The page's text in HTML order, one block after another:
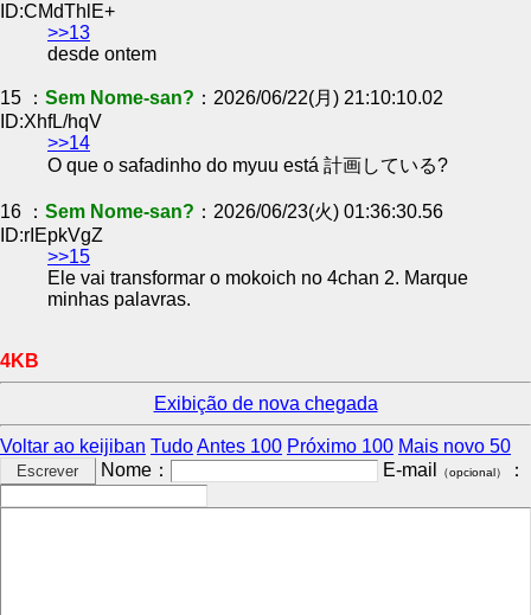
ID:CMdThlE+
>>13
desde ontem
15 ： Sem Nome-san? ：2026/06/22(月) 21:10:10.02
ID:XhfL/hqV
>>14
O que o safadinho do myuu está 計画している?
16 ： Sem Nome-san? ：2026/06/23(火) 01:36:30.56
ID:rIEpkVgZ
>>15
Ele vai transformar o mokoich no 4chan 2. Marque
minhas palavras.
4KB
Exibição de nova chegada
Voltar ao keijiban TudoAntes 100 Próximo 100 Mais novo 50
Nome：
E-mail （opcional） ：